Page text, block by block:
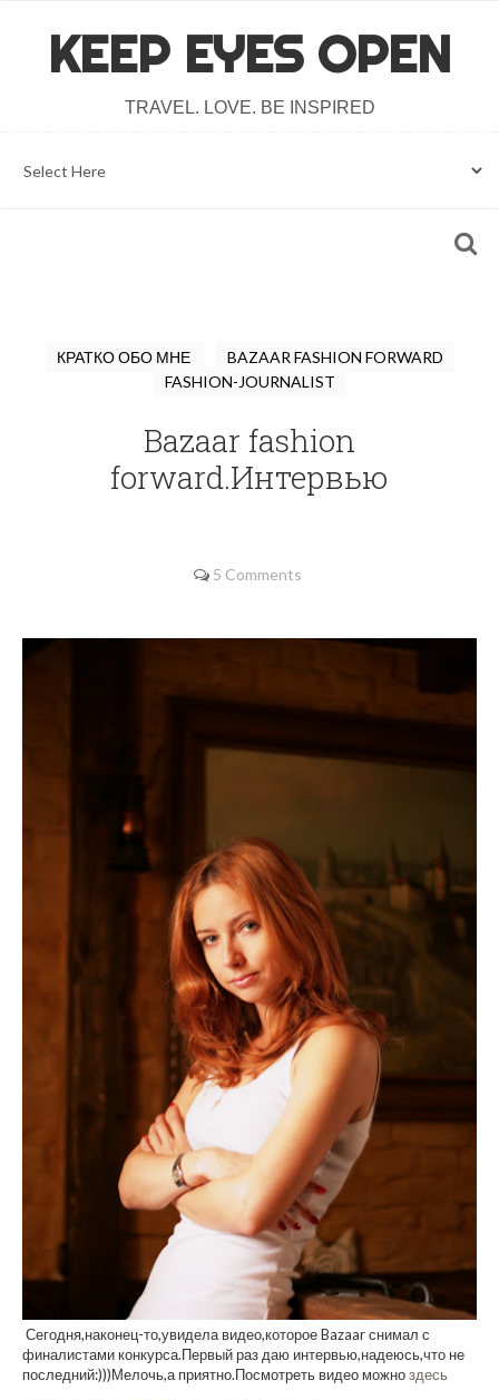
KEEP EYES OPEN
TRAVEL. LOVE. BE INSPIRED
КРАТКО ОБО МНЕ
BAZAAR FASHION FORWARD
FASHION-JOURNALIST
Bazaar fashion
forward.Интервью
5 Comments
Сегодня,наконец-то,увидела видео,которое Bazaar снимал с
финалистами конкурса.Первый раз даю интервью,надеюсь,что не
последний:)))Мелочь,а приятно.Посмотреть видео можноздесь